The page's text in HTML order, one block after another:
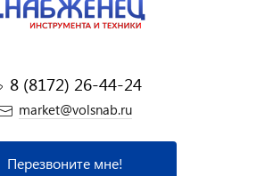
8 (8172) 26-44-24
market@volsnab.ru
Перезвоните мне!